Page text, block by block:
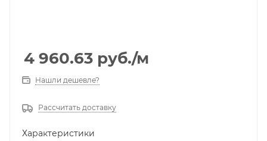
4 960.63 руб./м
Нашли дешевле?
Рассчитать доставку
Характеристики